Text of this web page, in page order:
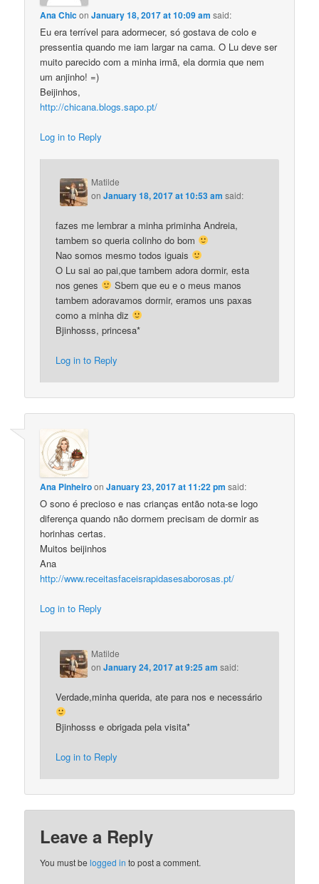
Ana ChiconJanuary 18, 2017 at 10:09 am said:
Eu era terrível para adormecer, só gostava de colo e
pressentia quando me iam largar na cama. O Lu deve ser
muito parecido com a minha irmã, ela dormia que nem
um anjinho! =)
Beijinhos,
http://chicana.blogs.sapo.pt/
Log in to Reply
Matilde
onJanuary 18, 2017 at 10:53 am said:
fazes me lembrar a minha priminha Andreia,
tambem so queria colinho do bom
Nao somos mesmo todos iguais
O Lu sai ao pai,que tambem adora dormir, esta
nos genes
Sbem que eu e o meus manos
tambem adoravamos dormir, eramos uns paxas
como a minha diz
Bjinhosss, princesa*
Log in to Reply
Ana PinheiroonJanuary 23, 2017 at 11:22 pm said:
O sono é precioso e nas crianças então nota-se logo
diferença quando não dormem precisam de dormir as
horinhas certas.
Muitos beijinhos
Ana
http://www.receitasfaceisrapidasesaborosas.pt/
Log in to Reply
Matilde
onJanuary 24, 2017 at 9:25 am said:
Verdade,minha querida, ate para nos e necessário
Bjinhosss e obrigada pela visita*
Log in to Reply
Leave a Reply
You must belogged in to post a comment.